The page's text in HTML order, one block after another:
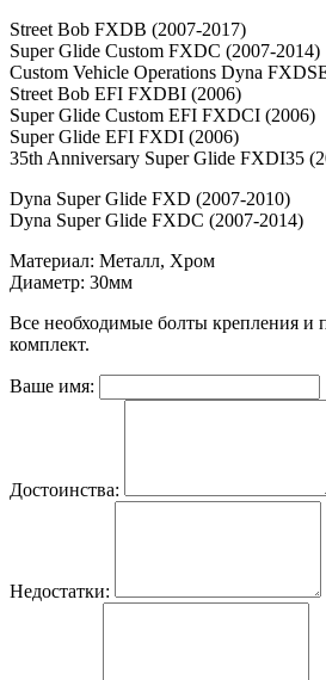
Street Bob FXDB (2007-2017)
Super Glide Custom FXDC (2007-2014)
Custom Vehicle Operations Dyna
Street Bob EFI FXDBI (2006)
Super Glide Custom EFI FXDCI (2006)
Super Glide EFI FXDI (2006)
35th Anniversary Super Glide FXDI35
Dyna Super Glide FXD (2007-2010)
Dyna Super Glide FXDC (2007-2014)
Материал: Металл, Хром
Диаметр: 30мм
Все необходимые болты крепления и
комплект.
Ваше имя:
Достоинства:
Недостатки: